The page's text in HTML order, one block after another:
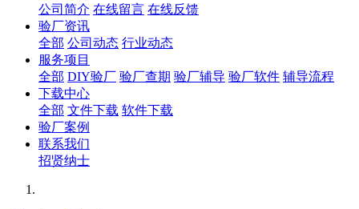
公司简介 在线留言 在线反馈
验厂资讯
全部 公司动态 行业动态
服务项目
全部 DIY验厂 验厂查期 验厂辅导 验厂软件 辅导流程
下载中心
全部 文件下载 软件下载
验厂案例
联系我们
招贤纳士